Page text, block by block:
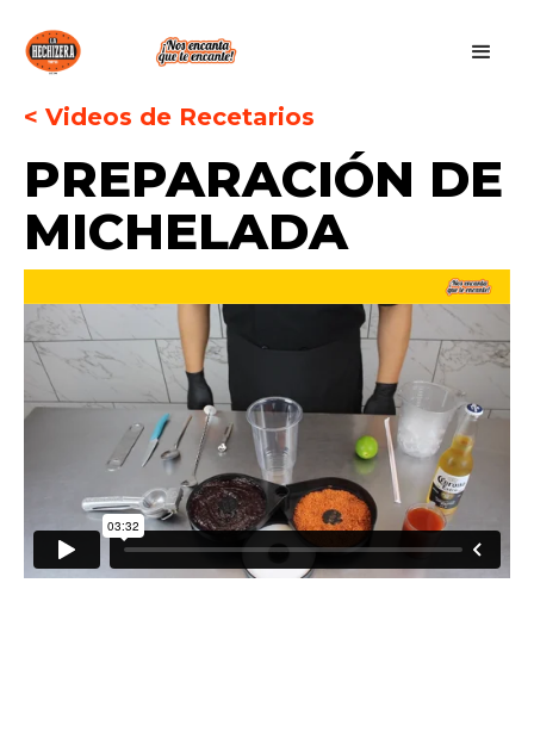
< Videos de Recetarios
PREPARACIÓN DE
MICHELADA